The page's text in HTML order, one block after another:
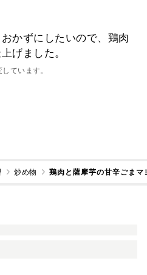
かずにしたいので、鶏肉
げました。
ています。
炒め物 鶏肉と薩摩芋の甘辛ごま